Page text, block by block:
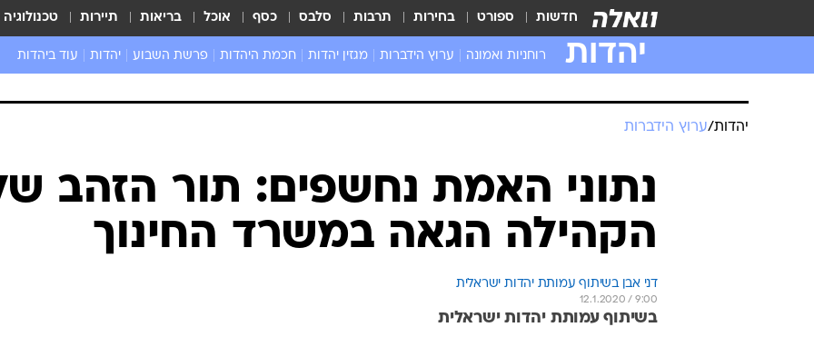
חדשות ספורט בחירות תרבות סלבס כסף אוכל בריאות תיירות טכנולוגיה
יהדות רוחניות ואמונה ערוץ הידברות מגזין יהדות חכמת היהדות פרשת השבוע יהדות עוד ביהדות
יהדות/ערוץ הידברות
נתוני האמת נחשפים: תור הזהב
הקהילה הגאה במשרד החינוך
דני אבן בשיתוף עמותת יהדות ישראלית
12.1.2020 / 9:00
בשיתוף עמותת יהדות ישראלית